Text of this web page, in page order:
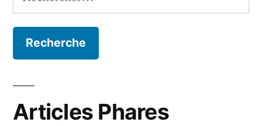
Articles Phares